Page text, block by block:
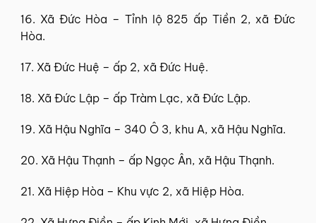
16. Xã Đức Hòa – Tỉnh lộ 825 ấp Tiền 2, xã Đức
Hòa.
17. Xã Đức Huệ – ấp 2, xã Đức Huệ.
18. Xã Đức Lập – ấp Tràm Lạc, xã Đức Lập.
19. Xã Hậu Nghĩa – 340 Ô 3, khu A, xã Hậu Nghĩa.
20. Xã Hậu Thạnh – ấp Ngọc Ân, xã Hậu Thạnh.
21. Xã Hiệp Hòa – Khu vực 2, xã Hiệp Hòa.